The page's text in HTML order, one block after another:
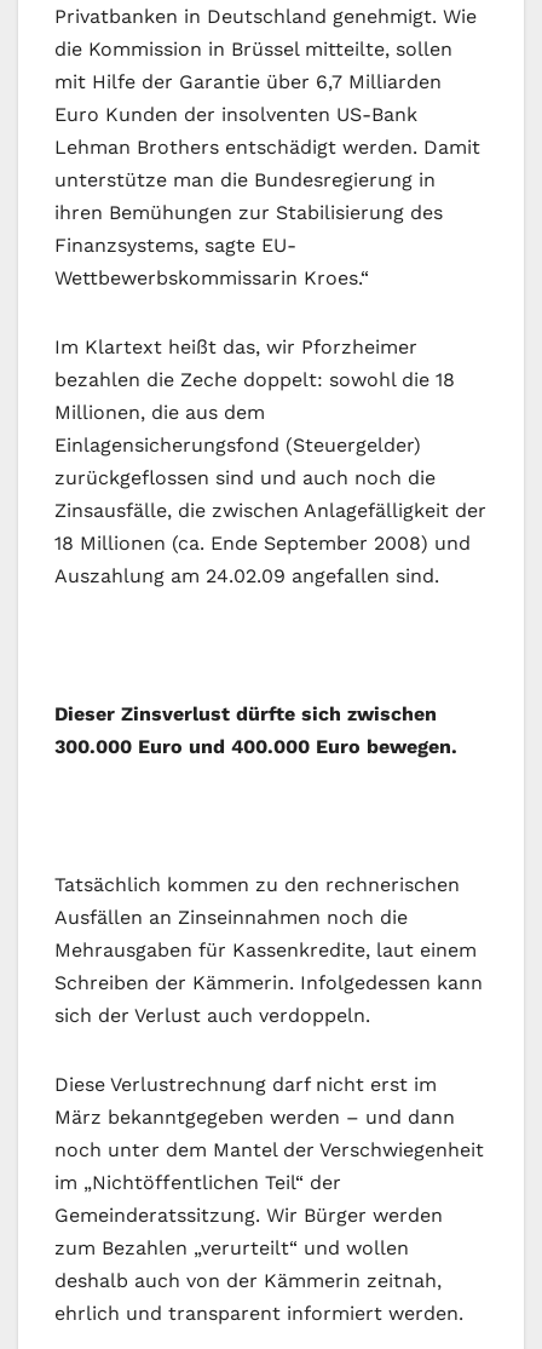
Privatbanken in Deutschland genehmigt. Wie
die Kommission in Brüssel mitteilte, sollen
mit Hilfe der Garantie über 6,7 Milliarden
Euro Kunden der insolventen US-Bank
Lehman Brothers entschädigt werden. Damit
unterstütze man die Bundesregierung in
ihren Bemühungen zur Stabilisierung des
Finanzsystems, sagte EU-
Wettbewerbskommissarin Kroes.“
Im Klartext heißt das, wir Pforzheimer
bezahlen die Zeche doppelt: sowohl die 18
Millionen, die aus dem
Einlagensicherungsfond (Steuergelder)
zurückgeflossen sind und auch noch die
Zinsausfälle, die zwischen Anlagefälligkeit der
18 Millionen (ca. Ende September 2008) und
Auszahlung am 24.02.09 angefallen sind.
Dieser Zinsverlust dürfte sich zwischen
300.000 Euro und 400.000 Euro bewegen.
Tatsächlich kommen zu den rechnerischen
Ausfällen an Zinseinnahmen noch die
Mehrausgaben für Kassenkredite, laut einem
Schreiben der Kämmerin. Infolgedessen kann
sich der Verlust auch verdoppeln.
Diese Verlustrechnung darf nicht erst im
März bekanntgegeben werden – und dann
noch unter dem Mantel der Verschwiegenheit
im „Nichtöffentlichen Teil“ der
Gemeinderatssitzung. Wir Bürger werden
zum Bezahlen „verurteilt“ und wollen
deshalb auch von der Kämmerin zeitnah,
ehrlich und transparent informiert werden.